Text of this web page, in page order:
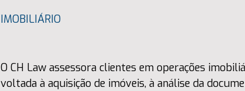
IMOBILIÁRIO
O CH Law assessora clientes em operações
voltada à aquisição de imóveis, à análise da